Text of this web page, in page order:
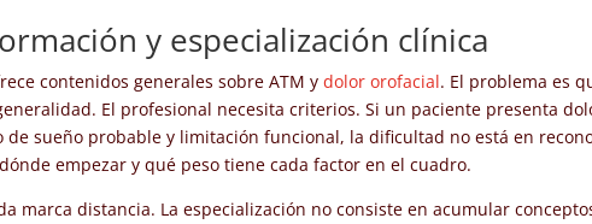
y especialización clínica
contenidos generales sobre ATM ydolor orofacial. El problema es
El profesional necesita criterios. Si un paciente presenta
sueño probable y limitación funcional, la dificultad no está en
empezar y qué peso tiene cada factor en el cuadro.
marca distancia. La especialización no consiste en acumular